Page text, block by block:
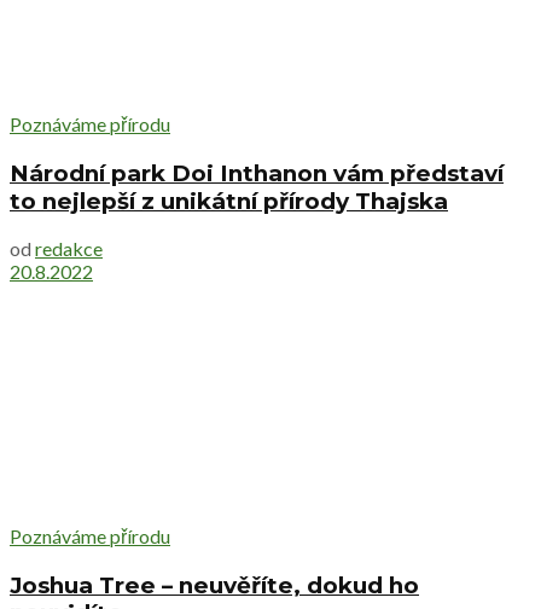
Poznáváme přírodu
Národní park Doi Inthanon vám představí
to nejlepší z unikátní přírody Thajska
od redakce
20.8.2022
Poznáváme přírodu
Joshua Tree – neuvěříte, dokud ho